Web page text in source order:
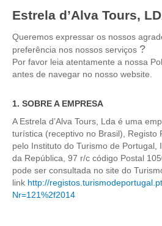
Tours 1 Dia
Lisboa
Lisboa Cosmopolita Passado e
Sintra
Sintra, Cabo da Roca e Cascais
Óbidos
Serra de Montejunto e Óbidos
Fátima, Batalha, Nazaré e Óbidos
Fátima
Estrela d’Alva Tours,
Queremos expressar os nossos
preferência nos nossos serviços ?
Por favor leia atentamente a nossa
antes de navegar no nosso website.
1. SOBRE A EMPRESA
A Estrela d’Alva Tours, Lda é uma
turística (receptivo no Brasil), Registo
pelo Instituto do Turismo de Portugal,
da República, 97 r/c código Postal
pode ser consultada no site do
link http://
Nr=121%2f2014